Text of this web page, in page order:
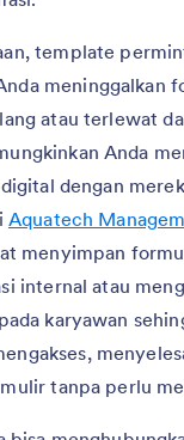
template
meninggalkan
atau terlewat
Anda
dengan
Aquatech
menyimpan
internal atau
karyawan
tanpa perlu